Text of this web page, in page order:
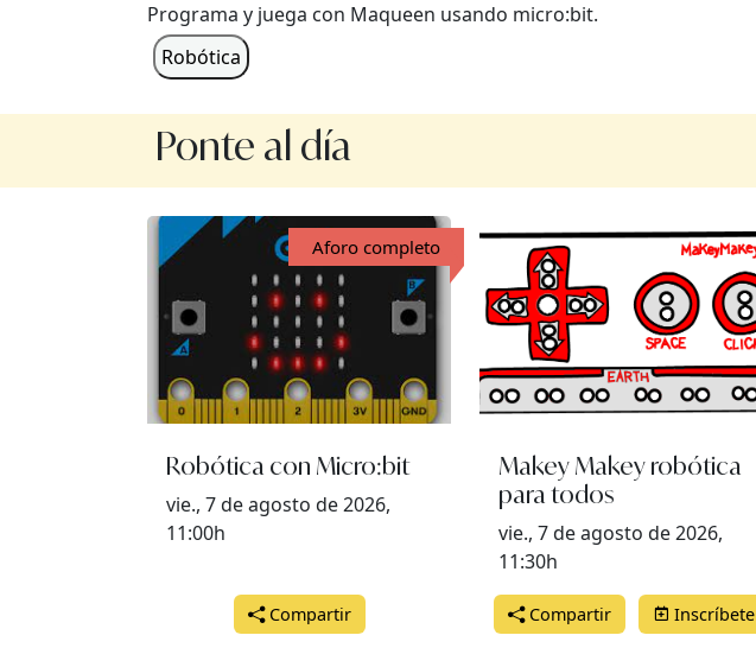
Programa y juega con Maqueen usando micro:bit.
Robótica
Ponte al día
Aforo completo
Robótica con Micro:bit
vie., 7 de agosto de 2026,
11:00h
Compartir
Makey Makey robótica
para todos
vie., 7 de agosto de 2026,
11:30h
Compartir Inscríbete